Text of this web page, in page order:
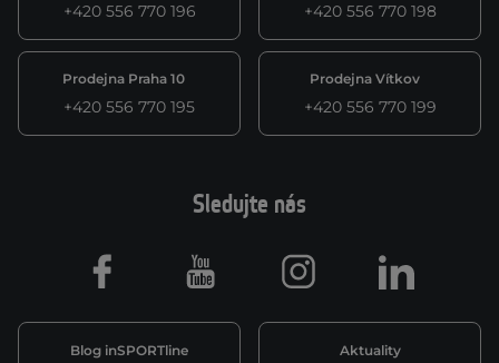
+420 556 770 196 +420 556 770 198
Prodejna Praha 10
+420 556 770 195
Prodejna Vítkov
+420 556 770 199
Sledujte nás
Blog inSPORTline Aktuality
Facebook Youtube Instagram LinkedIn